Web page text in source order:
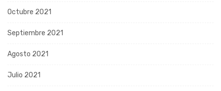
Octubre 2021
Septiembre 2021
Agosto 2021
Julio 2021